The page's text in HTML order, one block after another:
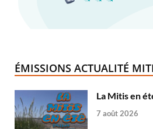
ÉMISSIONS ACTUALITÉ
La Mitis en
7 août 2026